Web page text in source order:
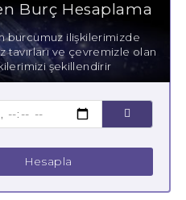
Burç Hesaplama
burcumuz ilişkilerimizde
tavırları ve çevremizle olan
şekillendirir
Hesapla